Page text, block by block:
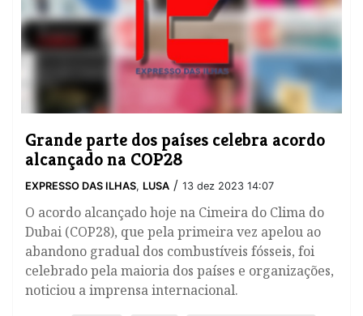
Grande parte dos países celebra acordo
alcançado na COP28
EXPRESSO DAS ILHAS, LUSA / 13 dez 2023 14:07
O acordo alcançado hoje na Cimeira do Clima do
Dubai (COP28), que pela primeira vez apelou ao
abandono gradual dos combustíveis fósseis, foi
celebrado pela maioria dos países e organizações,
noticiou a imprensa internacional.